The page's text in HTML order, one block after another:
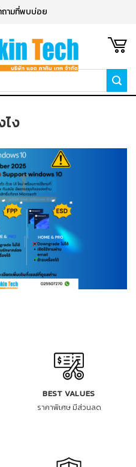
ถามที่พบบ่อย
ไง
BEST VALUES
ราคาพิเศษ มีส่วนลด